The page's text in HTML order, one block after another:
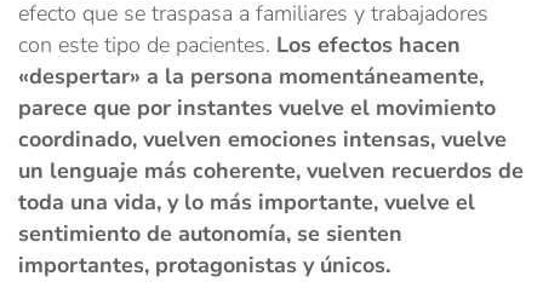
efecto que se traspasa a familiares y trabajadores
con este tipo de pacientes. Los efectos hacen
«despertar» a la persona momentáneamente,
parece que por instantes vuelve el movimiento
coordinado, vuelven emociones intensas, vuelve
un lenguaje más coherente, vuelven recuerdos de
toda una vida, y lo más importante, vuelve el
sentimiento de autonomía, se sienten
importantes, protagonistas y únicos.